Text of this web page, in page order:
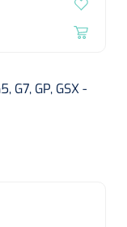
GP, GSX -